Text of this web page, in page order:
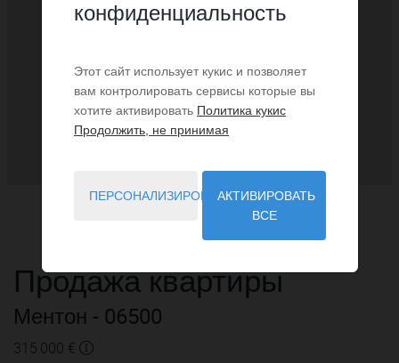
Продажаквартиры
Ментон - 06500
315 000 €
конфиденциальность
Этот сайт использует кукис и позволяет
вам контролировать сервисы которые вы
хотите активировать Политика кукис
Продолжить, не принимая
ПЕРСОНАЛИЗИРОВАТЬАКТИВИРОВАТЬ
ВСЕ